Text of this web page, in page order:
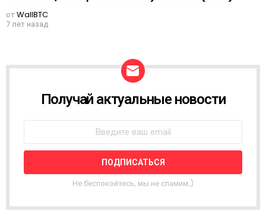
отWallBTC
7 лет назад
W
L
E
T
R
Получай актуальные новости
Не беспокойтесь, мы не спамим;)